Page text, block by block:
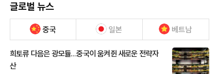
글로벌 뉴스
중국 일본 베트남
희토류 다음은 광모듈…중국이 움켜쥔 새로운 전략자
산